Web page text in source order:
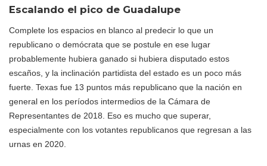
Escalando el pico de Guadalupe
Complete los espacios en blanco al predecir lo que un
republicano o demócrata que se postule en ese lugar
probablemente hubiera ganado si hubiera disputado estos
escaños, y la inclinación partidista del estado es un poco más
fuerte. Texas fue 13 puntos más republicano que la nación en
general en los períodos intermedios de la Cámara de
Representantes de 2018. Eso es mucho que superar,
especialmente con los votantes republicanos que regresan a las
urnas en 2020.